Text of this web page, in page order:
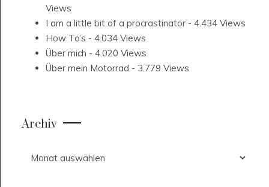
Views
I am a little bit of a procrastinator - 4.434 Views
How To’s - 4.034 Views
Über mich - 4.020 Views
Über mein Motorrad - 3.779 Views
Archiv